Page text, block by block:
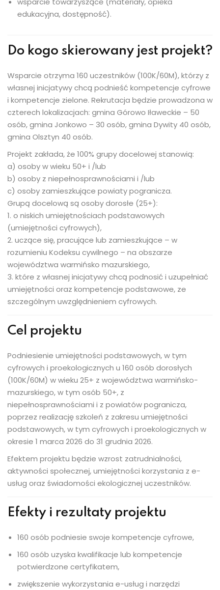
edukacyjna, dostępność).
Do kogo skierowany jest projekt?
Wsparcie otrzyma 160 uczestników (100K/60M), którzy z
własnej inicjatywy chcą podnieść kompetencje cyfrowe
i kompetencje zielone. Rekrutacja będzie prowadzona w
czterech lokalizacjach: gmina Górowo Iławeckie – 50
osób, gmina Jonkowo – 30 osób, gmina Dywity 40 osób,
gmina Olsztyn 40 osób.
Projekt zakłada, że 100% grupy docelowej stanowią:
a) osoby w wieku 50+ i /lub
b) osoby z niepełnosprawnościami i /lub
c) osoby zamieszkujące powiaty pogranicza.
Grupą docelową są osoby dorosłe (25+):
1. o niskich umiejętnościach podstawowych
(umiejętności cyfrowych),
2. uczące się, pracujące lub zamieszkujące – w
rozumieniu Kodeksu cywilnego – na obszarze
województwa warmińsko mazurskiego,
3. które z własnej inicjatywy chcą podnosić i uzupełniać
umiejętności oraz kompetencje podstawowe, ze
szczególnym uwzględnieniem cyfrowych.
Cel projektu
Podniesienie umiejętności podstawowych, w tym
cyfrowych i proekologicznych u 160 osób dorosłych
(100K/60M) w wieku 25+ z województwa warmińsko-
mazurskiego, w tym osób 50+, z
niepełnosprawnościami i z powiatów pogranicza,
poprzez realizację szkoleń z zakresu umiejętności
podstawowych, w tym cyfrowych i proekologicznych w
okresie 1 marca 2026 do 31 grudnia 2026.
Efektem projektu będzie wzrost zatrudnialności,
aktywności społecznej, umiejętności korzystania z e-
usług oraz świadomości ekologicznej uczestników.
Efekty i rezultaty projektu
160 osób podniesie swoje kompetencje cyfrowe,
160 osób uzyska kwalifikacje lub kompetencje
potwierdzone certyfikatem,
zwiększenie wykorzystania e-usług i narzędzi